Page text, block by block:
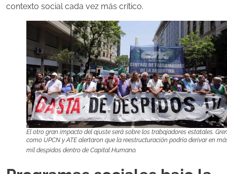
contexto social cada vez más crítico.
El otro gran impacto del ajuste será sobre los trabajadores estatales.
como UPCN y ATE alertaron que la reestructuración podría derivar en
mil despidos dentro de Capital Humano.